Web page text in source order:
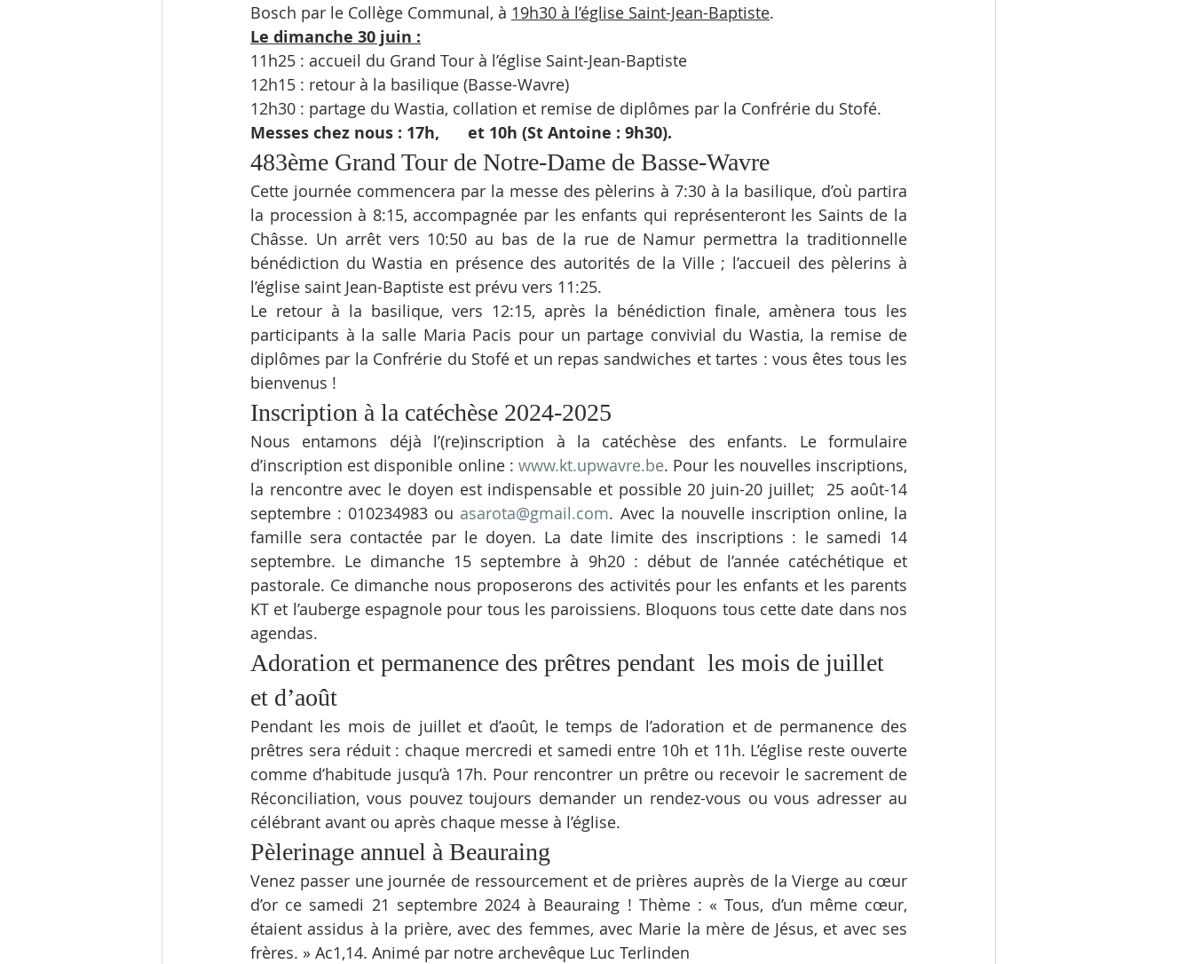
Bosch par le Collège Communal, à 19h30 à l’église Saint-Jean-Baptiste.
Le dimanche 30 juin :
11h25 : accueil du Grand Tour à l’église Saint-Jean-Baptiste
12h15 : retour à la basilique (Basse-Wavre)
12h30 : partage du Wastia, collation et remise de diplômes par la Confrérie du Stofé.
Messes chez nous : 17h, et 10h (St Antoine : 9h30).
483ème Grand Tour de Notre-Dame de Basse-Wavre
Cette journée commencera par la messe des pèlerins à 7:30 à la basilique, d’où partira
la procession à 8:15, accompagnée par les enfants qui représenteront les Saints de la
Châsse. Un arrêt vers 10:50 au bas de la rue de Namur permettra la traditionnelle
bénédiction du Wastia en présence des autorités de la Ville ; l’accueil des pèlerins à
l’église saint Jean-Baptiste est prévu vers 11:25.
Le retour à la basilique, vers 12:15, après la bénédiction finale, amènera tous les
participants à la salle Maria Pacis pour un partage convivial du Wastia, la remise de
diplômes par la Confrérie du Stofé et un repas sandwiches et tartes : vous êtes tous les
bienvenus !
Inscription à la catéchèse 2024-2025
Nous entamons déjà l’(re)inscription à la catéchèse des enfants. Le formulaire
d’inscription est disponible online : www.kt.upwavre.be. Pour les nouvelles inscriptions,
la rencontre avec le doyen est indispensable et possible 20 juin-20 juillet;  25 août-14
septembre : 010234983 ou asarota@gmail.com. Avec la nouvelle inscription online, la
famille sera contactée par le doyen. La date limite des inscriptions : le samedi 14
septembre. Le dimanche 15 septembre à 9h20 : début de l’année catéchétique et
pastorale. Ce dimanche nous proposerons des activités pour les enfants et les parents
KT et l’auberge espagnole pour tous les paroissiens. Bloquons tous cette date dans nos
agendas.
Adoration et permanence des prêtres pendant  les mois de juillet
et d’août
Pendant les mois de juillet et d’août, le temps de l’adoration et de permanence des
prêtres sera réduit : chaque mercredi et samedi entre 10h et 11h. L’église reste ouverte
comme d’habitude jusqu’à 17h. Pour rencontrer un prêtre ou recevoir le sacrement de
Réconciliation, vous pouvez toujours demander un rendez-vous ou vous adresser au
célébrant avant ou après chaque messe à l’église.
Pèlerinage annuel à Beauraing
Venez passer une journée de ressourcement et de prières auprès de la Vierge au cœur
d’or ce samedi 21 septembre 2024 à Beauraing ! Thème : « Tous, d’un même cœur,
étaient assidus à la prière, avec des femmes, avec Marie la mère de Jésus, et avec ses
frères. » Ac1,14. Animé par notre archevêque Luc Terlinden